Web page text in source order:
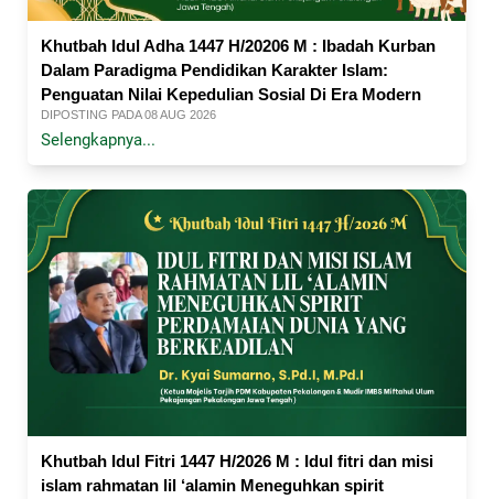
Khutbah Idul Adha 1447 H/20206 M : Ibadah Kurban
Dalam Paradigma Pendidikan Karakter Islam:
Penguatan Nilai Kepedulian Sosial Di Era Modern
DIPOSTING PADA 08 AUG 2026
Selengkapnya...
Khutbah Idul Fitri 1447 H/2026 M : Idul fitri dan misi
islam rahmatan lil ‘alamin Meneguhkan spirit